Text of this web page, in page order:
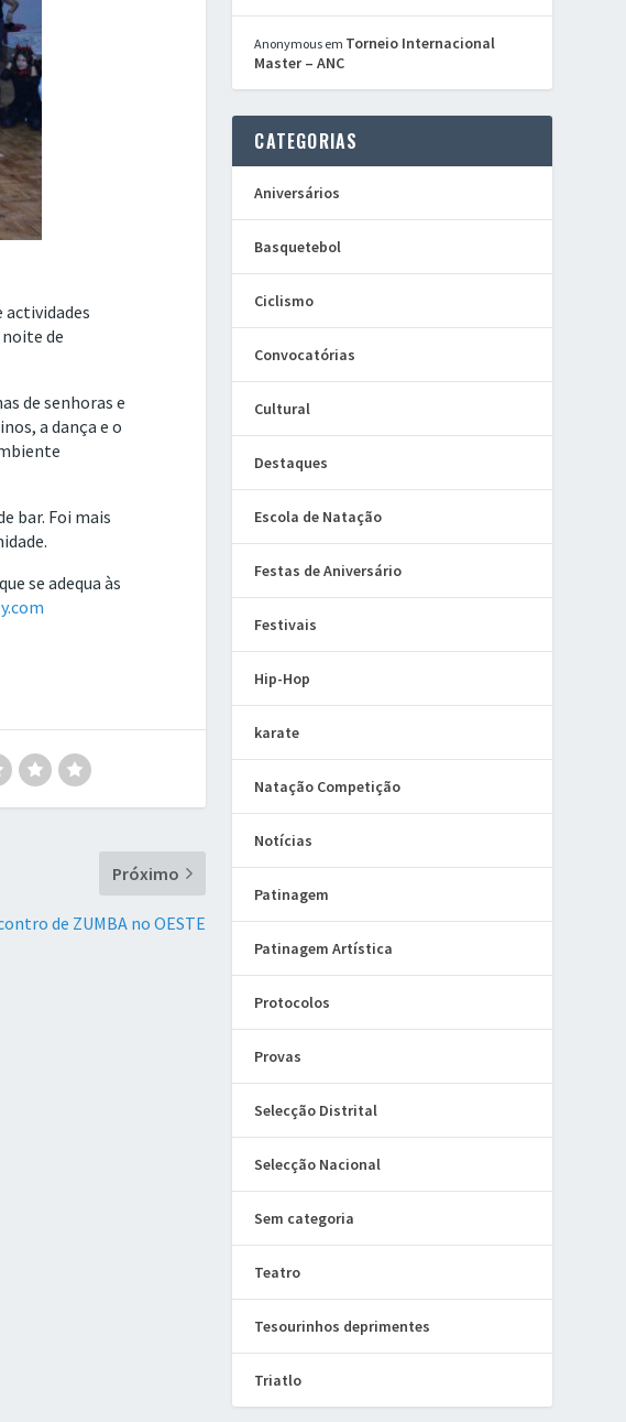
de
de senhoras e
a dança e o
bar. Foi mais
se adequa às
Próximo
de ZUMBA no OESTE
Anonymous em Torneio Internacional
Master – ANC
CATEGORIAS
Aniversários
Basquetebol
Ciclismo
Convocatórias
Cultural
Destaques
Escola de Natação
Festas de Aniversário
Festivais
Hip-Hop
karate
Natação Competição
Notícias
Patinagem
Patinagem Artística
Protocolos
Provas
Selecção Distrital
Selecção Nacional
Sem categoria
Teatro
Tesourinhos deprimentes
Triatlo